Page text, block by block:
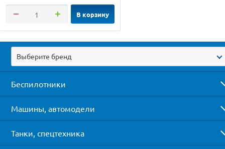
В корзину
Выберите бренд
Беспилотники
Машины, автомодели
Танки, спецтехника